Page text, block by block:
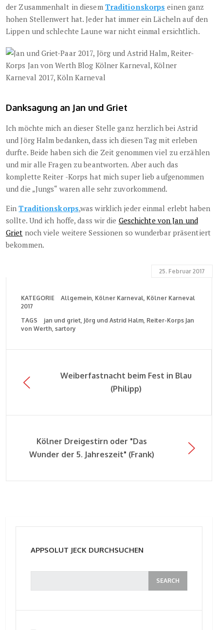
der Zusammenhalt in diesem Traditionskorps einen ganz
hohen Stellenwert hat. Jeder hat immer ein Lächeln auf den
Lippen und schlechte Laune war nicht einmal ersichtlich.
Danksagung an Jan und Griet
Ich möchte mich an dieser Stelle ganz herzlich bei Astrid
und Jörg Halm bedanken, dass ich diesen Tag mit erleben
durfte. Beide haben sich die Zeit genommen viel zu erzählen
und mir alle Fragen zu beantworten. Aber auch das
komplette Reiter -Korps hat mich super lieb aufgenommen
und die „Jungs“ waren alle sehr zuvorkommend.
EinTraditionskorps,was wirklich jeder einmal erlebt haben
sollte. Und ich hoffe, dass wir die Geschichte von Jan und
Griet noch viele weitere Sessionen so wunderbar präsentiert
bekommen.
25. Februar 2017
KATEGORIE Allgemein Kölner Karneval Kölner Karneval
2017
TAGS
jan und griet Jörg und Astrid Halm Reiter-Korps Jan
von Werth sartory
Weiberfastnacht beim Fest in Blau
(Philipp)
Kölner Dreigestirn oder "Das
Wunder der 5. Jahreszeit" (Frank)
APPSOLUT JECK DURCHSUCHEN